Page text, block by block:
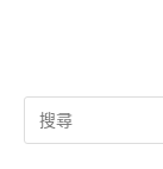
Search
for: